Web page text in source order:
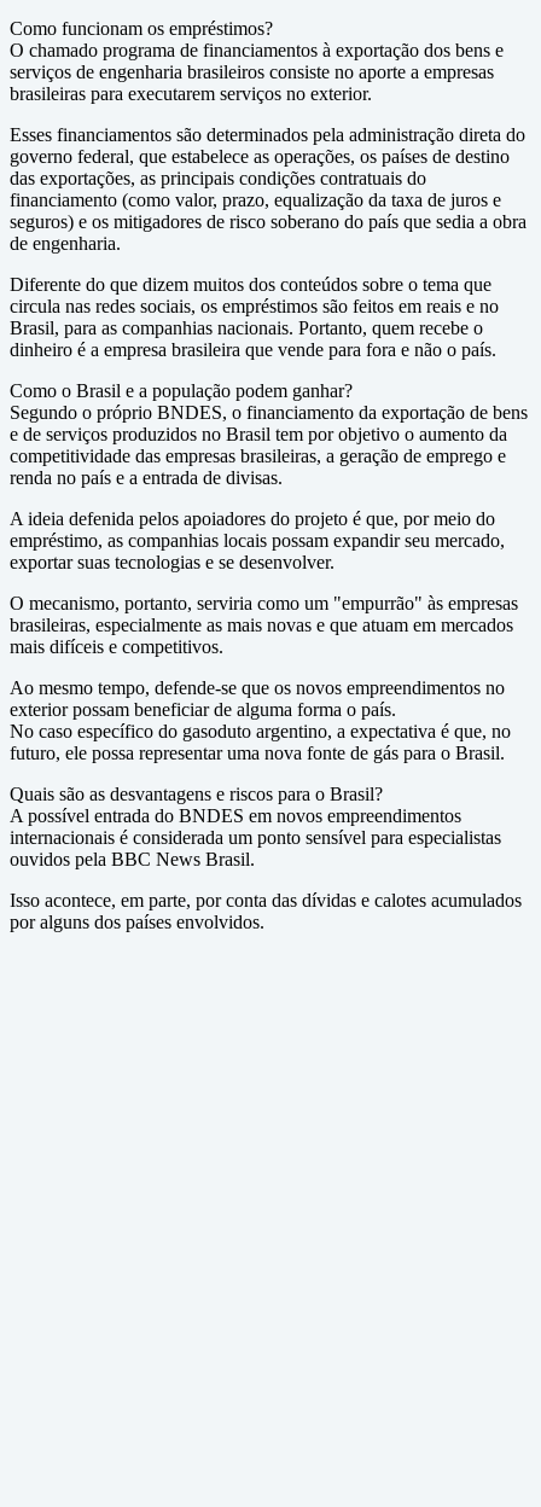
Como funcionam os empréstimos?
O chamado programa de financiamentos à exportação dos bens e
serviços de engenharia brasileiros consiste no aporte a empresas
brasileiras para executarem serviços no exterior.
Esses financiamentos são determinados pela administração direta do
governo federal, que estabelece as operações, os países de destino
das exportações, as principais condições contratuais do
financiamento (como valor, prazo, equalização da taxa de juros e
seguros) e os mitigadores de risco soberano do país que sedia a obra
de engenharia.
Diferente do que dizem muitos dos conteúdos sobre o tema que
circula nas redes sociais, os empréstimos são feitos em reais e no
Brasil, para as companhias nacionais. Portanto, quem recebe o
dinheiro é a empresa brasileira que vende para fora e não o país.
Como o Brasil e a população podem ganhar?
Segundo o próprio BNDES, o financiamento da exportação de bens
e de serviços produzidos no Brasil tem por objetivo o aumento da
competitividade das empresas brasileiras, a geração de emprego e
renda no país e a entrada de divisas.
A ideia defenida pelos apoiadores do projeto é que, por meio do
empréstimo, as companhias locais possam expandir seu mercado,
exportar suas tecnologias e se desenvolver.
O mecanismo, portanto, serviria como um "empurrão" às empresas
brasileiras, especialmente as mais novas e que atuam em mercados
mais difíceis e competitivos.
Ao mesmo tempo, defende-se que os novos empreendimentos no
exterior possam beneficiar de alguma forma o país.
No caso específico do gasoduto argentino, a expectativa é que, no
futuro, ele possa representar uma nova fonte de gás para o Brasil.
Quais são as desvantagens e riscos para o Brasil?
A possível entrada do BNDES em novos empreendimentos
internacionais é considerada um ponto sensível para especialistas
ouvidos pela BBC News Brasil.
Isso acontece, em parte, por conta das dívidas e calotes acumulados
por alguns dos países envolvidos.